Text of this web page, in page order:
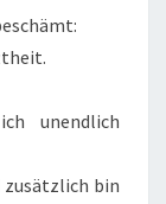
unendlich
zusätzlich bin